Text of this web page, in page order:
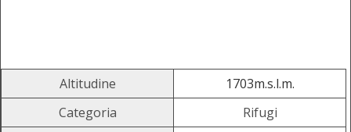
Altitudine
1703m.s.l.m.
Categoria
Rifugi